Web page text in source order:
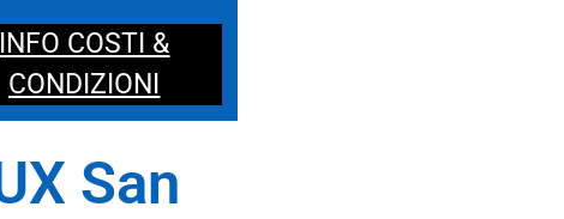
INFO COSTI &
CONDIZIONI
San